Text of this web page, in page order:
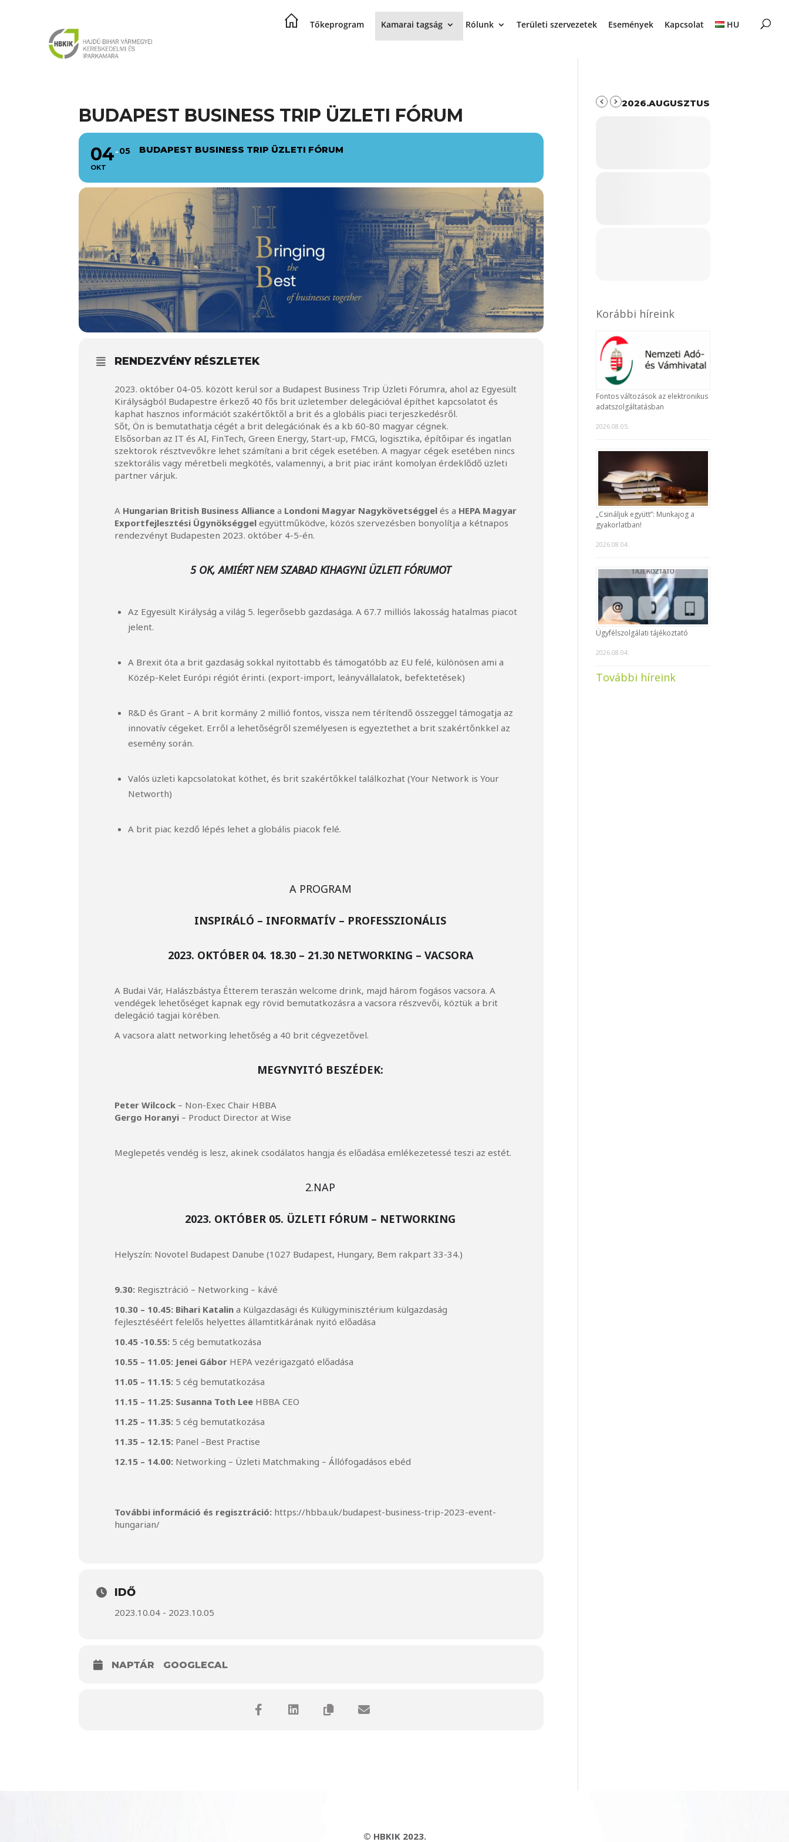
Tőkeprogram Kamarai tagság Rólunk Területi szervezetek Események Kapcsolat HU
BUDAPEST BUSINESS TRIP ÜZLETI FÓRUM
04
OKT
05 BUDAPEST BUSINESS TRIP ÜZLETI FÓRUM
RENDEZVÉNY RÉSZLETEK
2023. október 04-05. között kerül sor a Budapest Business Trip Üzleti Fórumra, ahol az Egyesült
Királyságból Budapestre érkező 40 fős brit üzletember delegációval építhet kapcsolatot és
kaphat hasznos információt szakértőktől a brit és a globális piaci terjeszkedésről.
Sőt, Ön is bemutathatja cégét a brit delegációnak és a kb 60-80 magyar cégnek.
Elsősorban az IT és AI, FinTech, Green Energy, Start-up, FMCG, logisztika, építőipar és ingatlan
szektorok résztvevőkre lehet számítani a brit cégek esetében. A magyar cégek esetében nincs
szektorális vagy méretbeli megkötés, valamennyi, a brit piac iránt komolyan érdeklődő üzleti
partner várjuk.
A Hungarian British Business Alliance a Londoni Magyar Nagykövetséggel és a HEPA Magyar
Exportfejlesztési Ügynökséggel együttműködve, közös szervezésben bonyolítja a kétnapos
rendezvényt Budapesten 2023. október 4-5-én.
5 OK, AMIÉRT NEM SZABAD KIHAGYNI ÜZLETI FÓRUMOT
Az Egyesült Királyság a világ 5. legerősebb gazdasága. A 67.7 milliós lakosság hatalmas piacot
jelent.
A Brexit óta a brit gazdaság sokkal nyitottabb és támogatóbb az EU felé, különösen ami a
Közép-Kelet Európi régiót érinti. (export-import, leányvállalatok, befektetések)
R&D és Grant – A brit kormány 2 millió fontos, vissza nem térítendő összeggel támogatja az
innovatív cégeket. Erről a lehetőségről személyesen is egyeztethet a brit szakértőnkkel az
esemény során.
Valós üzleti kapcsolatokat köthet, és brit szakértőkkel találkozhat (Your Network is Your
Networth)
A brit piac kezdő lépés lehet a globális piacok felé.
A PROGRAM
INSPIRÁLÓ – INFORMATÍV – PROFESSZIONÁLIS
2023. OKTÓBER 04. 18.30 – 21.30 NETWORKING – VACSORA
A Budai Vár, Halászbástya Étterem teraszán welcome drink, majd három fogásos vacsora. A
vendégek lehetőséget kapnak egy rövid bemutatkozásra a vacsora részvevői, köztük a brit
delegáció tagjai körében.
A vacsora alatt networking lehetőség a 40 brit cégvezetővel.
MEGYNYITÓ BESZÉDEK:
Peter Wilcock – Non-Exec Chair HBBA
Gergo Horanyi – Product Director at Wise
Meglepetés vendég is lesz, akinek csodálatos hangja és előadása emlékezetessé teszi az estét.
2.NAP
2023. OKTÓBER 05. ÜZLETI FÓRUM – NETWORKING
Helyszín: Novotel Budapest Danube (1027 Budapest, Hungary, Bem rakpart 33-34.)
9.30: Regisztráció – Networking – kávé
10.30 – 10.45: Bihari Katalin a Külgazdasági és Külügyminisztérium külgazdaság
fejlesztéséért felelős helyettes államtitkárának nyitó előadása
10.45 -10.55: 5 cég bemutatkozása
10.55 – 11.05: Jenei Gábor HEPA vezérigazgató előadása
11.05 – 11.15: 5 cég bemutatkozása
11.15 – 11.25: Susanna Toth Lee HBBA CEO
11.25 – 11.35: 5 cég bemutatkozása
11.35 – 12.15: Panel –Best Practise
12.15 – 14.00: Networking – Üzleti Matchmaking – Állófogadásos ebéd
További információ és regisztráció: https://hbba.uk/budapest-business-trip-2023-event-
hungarian/
IDŐ
2023.10.04 - 2023.10.05
NAPTÁR GOOGLECAL
2026.AUGUSZTUS
Korábbi híreink
Fontos változások az elektronikus
adatszolgáltatásban
2026.08.05.
„Csináljuk együtt”: Munkajog a
gyakorlatban!
2026.08.04.
Ügyfélszolgálati tájékoztató
2026.08.04.
További híreink
© HBKIK 2023.